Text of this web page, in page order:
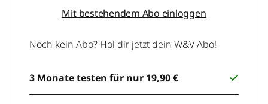
Mit bestehendem Abo einloggen
Noch kein Abo? Hol dir jetzt dein W&V Abo!
3 Monate testen für nur 19,90 €